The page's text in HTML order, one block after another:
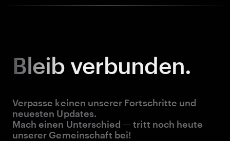
Bleib verbunden.
Verpasse keinen unserer Fortschritte und
neuesten Updates.
Mach einen Unterschied — tritt noch heute
unserer Gemeinschaft bei!